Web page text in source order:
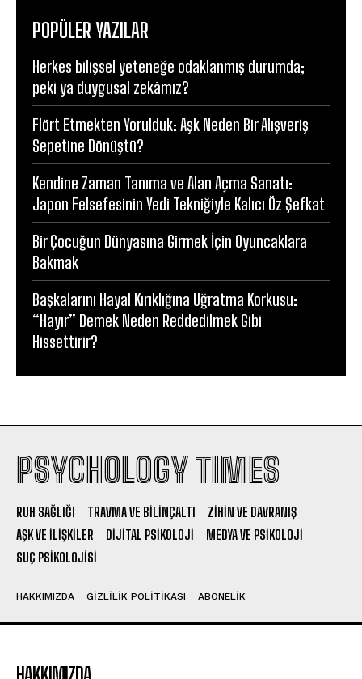
POPÜLER YAZILAR
Herkes bilişsel yeteneğe odaklanmış durumda;
peki ya duygusal zekâmız?
Flört Etmekten Yorulduk: Aşk Neden Bir Alışveriş
Sepetine Dönüştü?
Kendine Zaman Tanıma ve Alan Açma Sanatı:
Japon Felsefesinin Yedi Tekniğiyle Kalıcı Öz Şefkat
Bir Çocuğun Dünyasına Girmek İçin Oyuncaklara
Bakmak
Başkalarını Hayal Kırıklığına Uğratma Korkusu:
“Hayır” Demek Neden Reddedilmek Gibi
Hissettirir?
PSYCHOLOGY TIMES
RUH SAĞLIĞI TRAVMA VE BILINÇALTI
ZIHIN VE DAVRANIŞ
AŞK VE İLIŞKILER
DIJITAL PSIKOLOJI
MEDYA VE PSIKOLOJI
SUÇ PSIKOLOJISI
HAKKIMIZDA GIZLILIK POLITIKASI ABONELIK
HAKKIMIZDA